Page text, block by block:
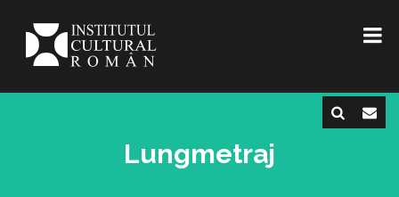
Lungmetraj